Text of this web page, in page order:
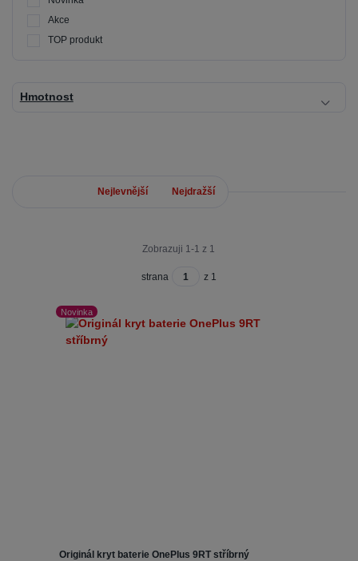
Akce
TOP produkt
Hmotnost
Nejlevnější Nejdražší
Zobrazuji 1-1 z 1
strana z 1
Novinka
Originál kryt baterie OnePlus 9RT stříbrný